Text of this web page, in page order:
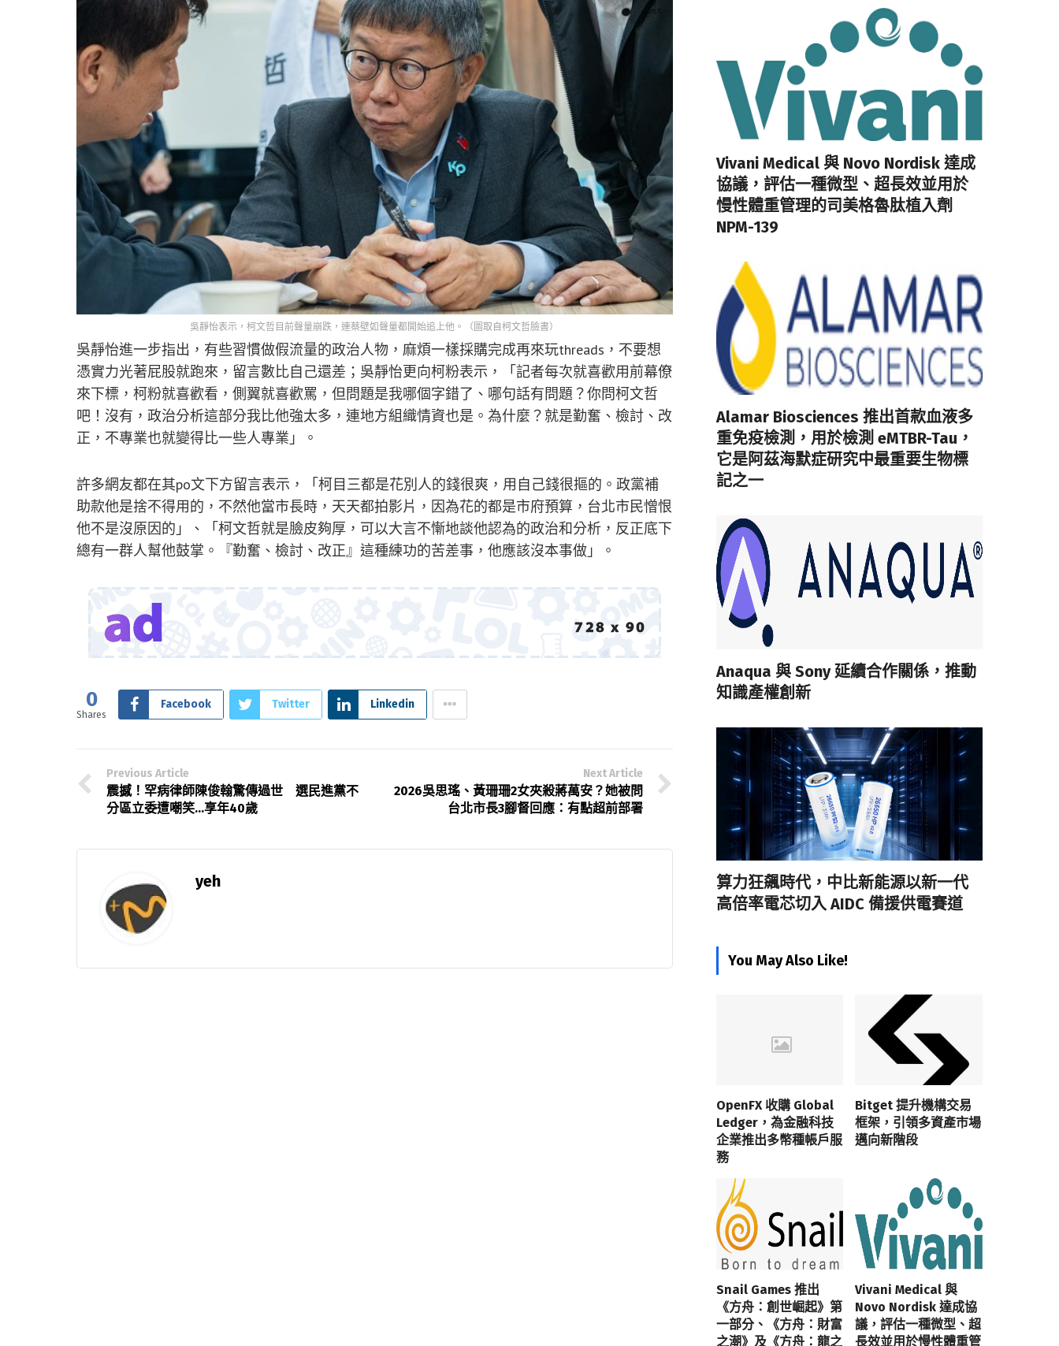
吳靜怡表示，柯文哲目前聲量崩跌，連蔡壁如聲量都開始追上他。（圖取自柯文哲臉書）
吳靜怡進一步指出，有些習慣做假流量的政治人物，麻煩一樣採購完成再來玩threads，不要想
憑實力光著屁股就跑來，留言數比自己還差；吳靜怡更向柯粉表示，「記者每次就喜歡用前幕僚
來下標，柯粉就喜歡看，側翼就喜歡罵，但問題是我哪個字錯了、哪句話有問題？你問柯文哲
吧！沒有，政治分析這部分我比他強太多，連地方組織情資也是。為什麼？就是勤奮、檢討、改
正，不專業也就變得比一些人專業」。
許多網友都在其po文下方留言表示，「柯目三都是花別人的錢很爽，用自己錢很摳的。政黨補
助款他是捨不得用的，不然他當市長時，天天都拍影片，因為花的都是市府預算，台北市民憎恨
他不是沒原因的」、「柯文哲就是臉皮夠厚，可以大言不慚地談他認為的政治和分析，反正底下
總有一群人幫他鼓掌。『勤奮、檢討、改正』這種練功的苦差事，他應該沒本事做」。
0
Shares
Facebook Twitter Linkedin
Previous Article
震撼！罕病律師陳俊翰驚傳過世 選民進黨不
分區立委遭嘲笑…享年40歲
Next Article
2026吳思瑤、黃珊珊2女夾殺蔣萬安？她被問
台北市長3腳督回應：有點超前部署
yeh
Vivani Medical 與 Novo Nordisk 達成
協議，評估一種微型、超長效並用於
慢性體重管理的司美格魯肽植入劑
NPM-139
Alamar Biosciences 推出首款血液多
重免疫檢測，用於檢測 eMTBR-Tau，
它是阿茲海默症研究中最重要生物標
記之一
Anaqua 與 Sony 延續合作關係，推動
知識產權創新
算力狂飆時代，中比新能源以新一代
高倍率電芯切入 AIDC 備援供電賽道
You May Also Like!
OpenFX 收購 Global
Ledger，為金融科技
企業推出多幣種帳戶服
務
Bitget 提升機構交易
框架，引領多資產市場
邁向新階段
Snail Games 推出
《方舟：創世崛起》第
一部分、《方舟：財富
之潮》及《方舟：龍之
Vivani Medical 與
Novo Nordisk 達成協
議，評估一種微型、超
長效並用於慢性體重管